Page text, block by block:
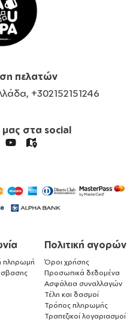
πελατών
+302152151246
στα social
πληρωμή
Πολιτική αγορών
Όροι χρήσης
Προσωπικά δεδομένα
Ασφάλεια συναλλαγών
Τέλη και δασμοί
Τρόπος πληρωμής
Τραπεζικοί λογαριασμοί